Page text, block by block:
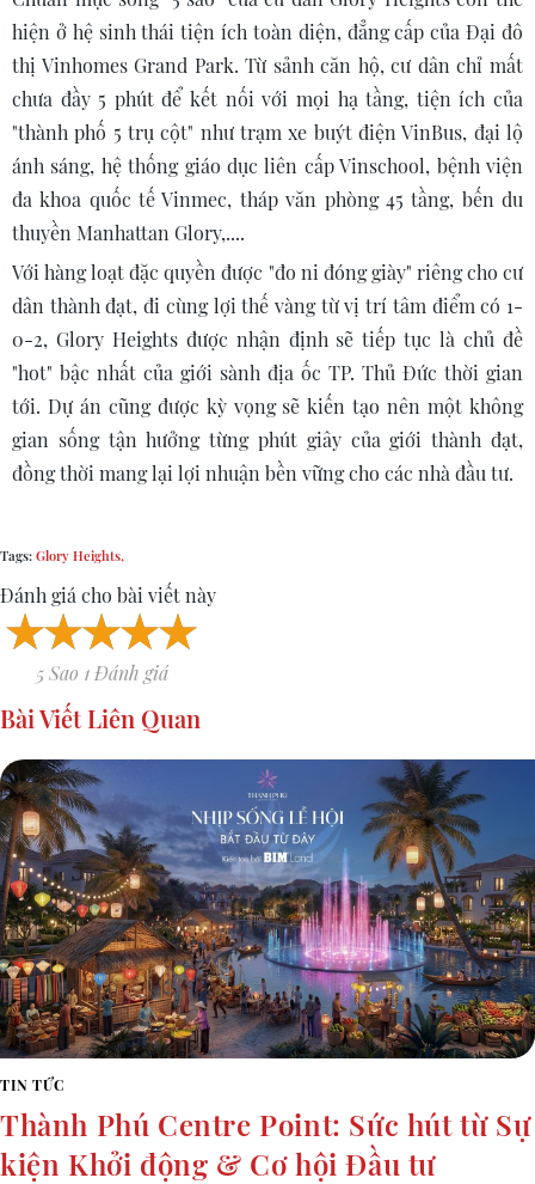
hiện ở hệ sinh thái tiện ích toàn diện, đẳng cấp của Đại đô
thị Vinhomes Grand Park. Từ sảnh căn hộ, cư dân chỉ mất
chưa đầy 5 phút để kết nối với mọi hạ tầng, tiện ích của
"thành phố 5 trụ cột" như trạm xe buýt điện VinBus, đại lộ
ánh sáng, hệ thống giáo dục liên cấp Vinschool, bệnh viện
đa khoa quốc tế Vinmec, tháp văn phòng 45 tầng, bến du
thuyền Manhattan Glory,....
Với hàng loạt đặc quyền được "đo ni đóng giày" riêng cho cư
dân thành đạt, đi cùng lợi thế vàng từ vị trí tâm điểm có 1-
0-2, Glory Heights được nhận định sẽ tiếp tục là chủ đề
"hot" bậc nhất của giới sành địa ốc TP. Thủ Đức thời gian
tới. Dự án cũng được kỳ vọng sẽ kiến tạo nên một không
gian sống tận hưởng từng phút giây của giới thành đạt,
đồng thời mang lại lợi nhuận bền vững cho các nhà đầu tư.
Tags: Glory Heights,
Đánh giá cho bài viết này
5 Sao 1 Đánh giá
Bài Viết Liên Quan
TIN TỨC
Thành Phú Centre Point: Sức hút từ Sự
kiện Khởi động & Cơ hội Đầu tư